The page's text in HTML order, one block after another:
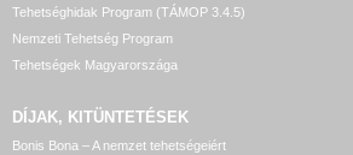
Tehetséghidak Program (TÁMOP 3.4.5)
Nemzeti Tehetség Program
Tehetségek Magyarországa
DÍJAK, KITÜNTETÉSEK
Bonis Bona – A nemzet tehetségeiért